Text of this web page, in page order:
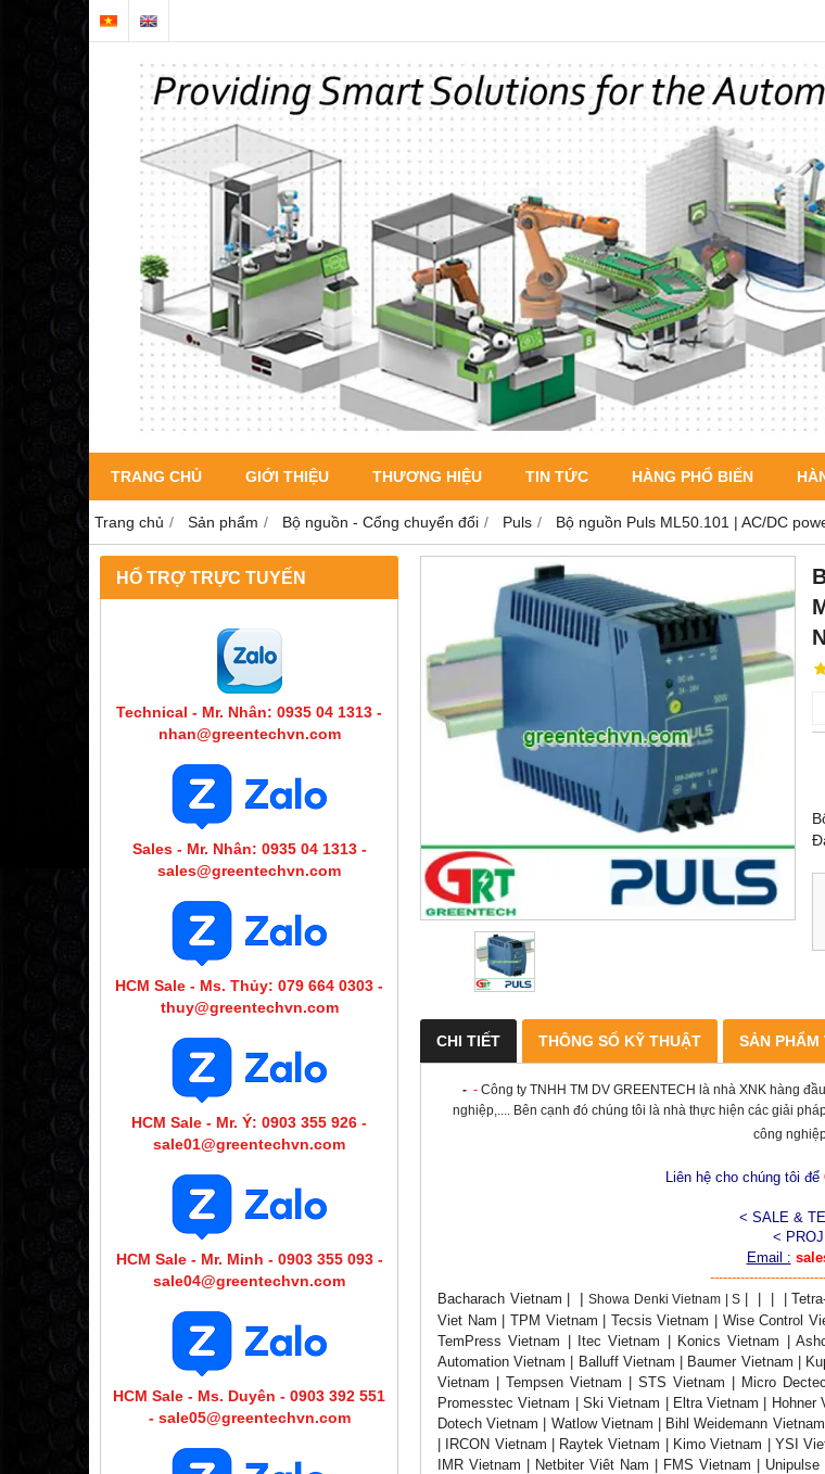
TRANG CHỦ GIỚI THIỆU THƯƠNG HIỆU TIN TỨC HÀNG PHỔ BIẾN
Trang chủ Sản phẩm Bộ nguồn - Cổng chuyển đổi Puls Bộ nguồn Puls ML50.101 | AC/DC
HỔ TRỢ TRỰC TUYẾN
Technical - Mr. Nhân: 0935 04 1313 -
nhan@greentechvn.com
Sales - Mr. Nhân: 0935 04 1313 -
sales@greentechvn.com
HCM Sale - Ms. Thủy: 079 664 0303 -
thuy@greentechvn.com
HCM Sale - Mr. Ý: 0903 355 926 -
sale01@greentechvn.com
HCM Sale - Mr. Minh - 0903 355 093 -
sale04@greentechvn.com
HCM Sale - Ms. Duyên - 0903 392 551
- sale05@greentechvn.com
CHI TIẾT THÔNG SỐ KỸ THUẬT SẢN
- - Công ty TNHH TM DV GREENTECH là nhà XNK hàng
nghiệp,.... Bên cạnh đó chúng tôi là nhà thực hiện các giải
công
Liên hệ cho chúng tôi để
< SALE &
<
Email :
Bacharach Vietnam | |Showa Denki Vietnam | S |
Viet Nam | TPM Vietnam | Tecsis Vietnam | Wise Control
TemPress Vietnam | Itec Vietnam | Konics Vietnam |
Automation Vietnam | Balluff Vietnam | Baumer Vietnam |
Vietnam | Tempsen Vietnam | STS Vietnam | Micro
Promesstec Vietnam | Ski Vietnam | Eltra Vietnam |
Dotech Vietnam | Watlow Vietnam | Bihl Weidemann
| IRCON Vietnam | Raytek Vietnam | Kimo Vietnam | YSI
IMR Vietnam | Netbiter Viêt Nam | FMS Vietnam |